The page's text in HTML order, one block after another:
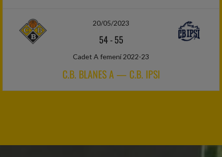
20/05/2023
54-55
Cadet A femení 2022-23
C.B. BLANES A — C.B. IPSI